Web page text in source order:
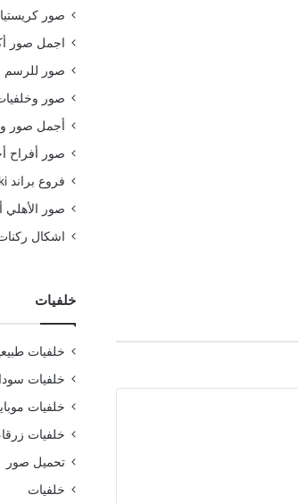
صور
اجمل صور
صور للرسم
صور
أجمل صور
صور أفراح
فروع براند LC waikiki
صور الأهلي
اشكال ركنات مودرن
خلفيات
خلفيات
خلفيات
خلفيات
خلفيات
تحميل صور
خلفيات